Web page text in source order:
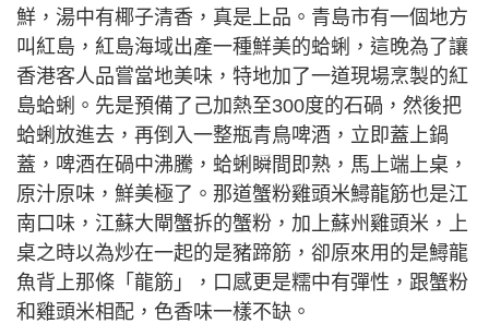
鮮，湯中有椰子清香，真是上品。青島市有一個地方
叫紅島，紅島海域出產一種鮮美的蛤蜊，這晚為了讓
香港客人品嘗當地美味，特地加了一道現場烹製的紅
島蛤蜊。先是預備了己加熱至300度的石碢，然後把
蛤蜊放進去，再倒入一整瓶青鳥啤酒，立即蓋上鍋
蓋，啤酒在碢中沸騰，蛤蜊瞬間即熟，馬上端上桌，
原汁原味，鮮美極了。那道蟹粉雞頭米鱘龍筋也是江
南口味，江蘇大閘蟹拆的蟹粉，加上蘇州雞頭米，上
桌之時以為炒在一起的是豬蹄筋，卻原來用的是鱘龍
魚背上那條「龍筋」，口感更是糯中有彈性，跟蟹粉
和雞頭米相配，色香味一樣不缺。